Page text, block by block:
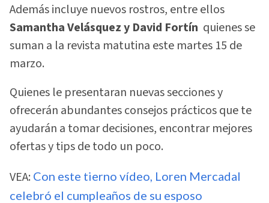
Además incluye nuevos rostros, entre ellos
Samantha Velásquez y David Fortín quienes se
suman a la revista matutina este martes 15 de
marzo.
Quienes le presentaran nuevas secciones y
ofrecerán abundantes consejos prácticos que te
ayudarán a tomar decisiones, encontrar mejores
ofertas y tips de todo un poco.
VEA: Con este tierno vídeo, Loren Mercadal
celebró el cumpleaños de su esposo